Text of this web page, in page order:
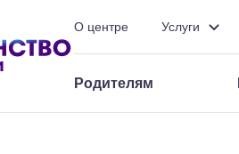
+ Цвет Ф Ф
О центре Услуги
Родителям